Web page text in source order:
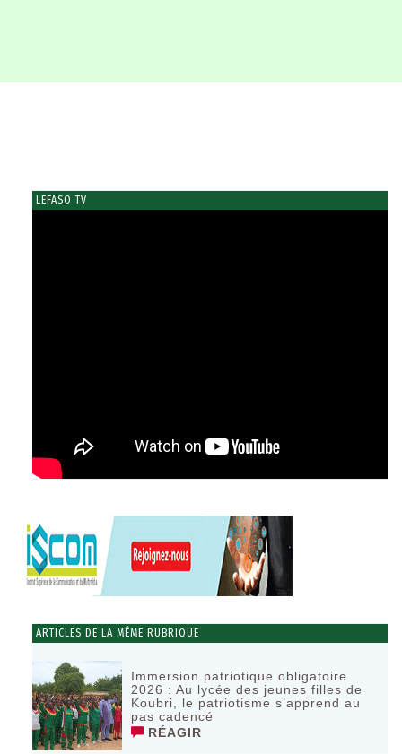
LEFASO TV
ARTICLES DE LA MÊME RUBRIQUE
Immersion patriotique obligatoire
2026 : Au lycée des jeunes filles de
Koubri, le patriotisme s’apprend au
pas cadencé
RÉAGIR